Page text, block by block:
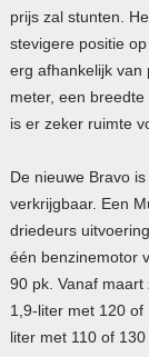
prijs zal stunten.
stevigere positie
erg afhankelijk van
meter, een
is er zeker ruimte
De nieuwe Bravo
verkrijgbaar. Een
driedeurs
één benzinemotor
90 pk. Vanaf
1,9-liter met 120
liter met 110 of